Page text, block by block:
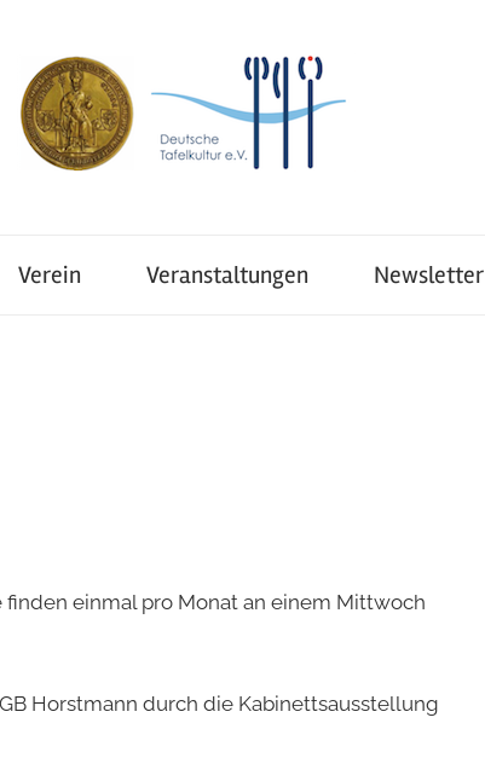
Verein Veranstaltungen Newsletter
einmal pro Monat an einem Mittwoch
Horstmann durch die Kabinettsausstellung